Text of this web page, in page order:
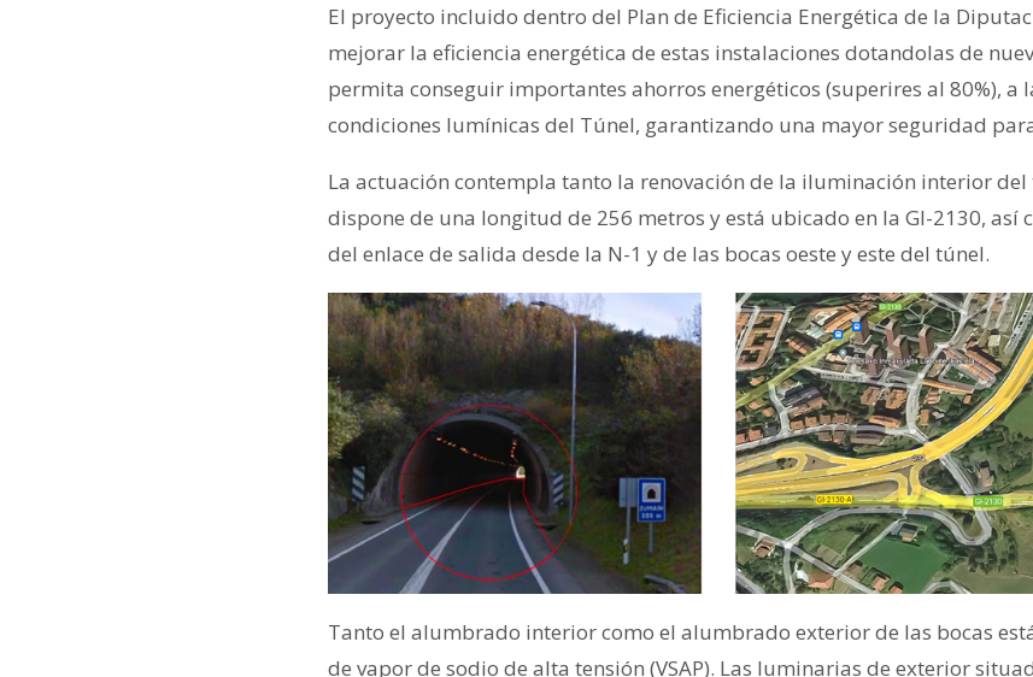
El proyecto incluido dentro del Plan de Eficiencia Energética de la
mejorar la eficiencia energética de estas instalaciones dotandolas de
permita conseguir importantes ahorros energéticos (superires al 80%), a
condiciones lumínicas del Túnel, garantizando una mayor seguridad
La actuación contempla tanto la renovación de la iluminación interior
dispone de una longitud de 256 metros y está ubicado en la GI-2130,
del enlace de salida desde la N-1 y de las bocas oeste y este del túnel.
Tanto el alumbrado interior como el alumbrado exterior de las bocas
de vapor de sodio de alta tensión (VSAP). Las luminarias de exterior